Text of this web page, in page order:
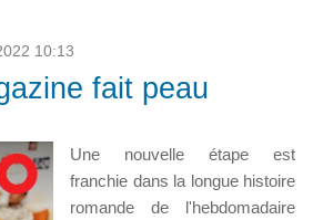
10:13
fait peau
Une nouvelle étape est
franchie dans la longue histoire
romande de l'hebdomadaire